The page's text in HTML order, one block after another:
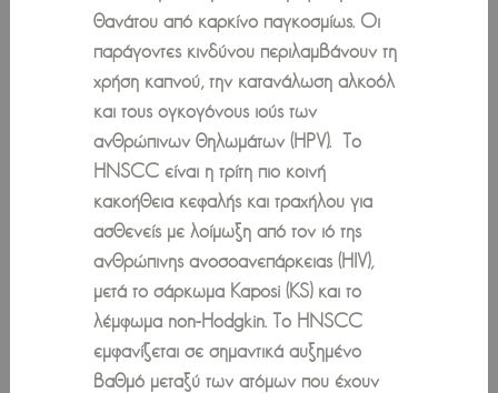
θανάτου από καρκίνο παγκοσμίως. Οι
παράγοντες κινδύνου περιλαμβάνουν τη
χρήση καπνού, την κατανάλωση αλκοόλ
και τους ογκογόνους ιούς των
ανθρώπινων θηλωμάτων (HPV). Το
HNSCC είναι η τρίτη πιο κοινή
κακοήθεια κεφαλής και τραχήλου για
ασθενείς με λοίμωξη από τον ιό της
ανθρώπινης ανοσοανεπάρκειας (HIV),
μετά το σάρκωμα Kaposi (KS) και το
λέμφωμα non-Hodgkin. Το HNSCC
εμφανίζεται σε σημαντικά αυξημένο
βαθμό μεταξύ των ατόμων που έχουν